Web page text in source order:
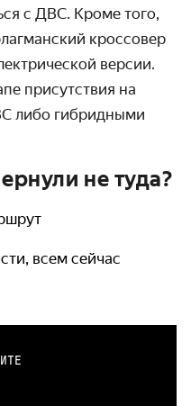
с ДВС. Кроме того,
кроссовер
версии.
присутствия на
либо гибридными
не туда?
всем сейчас